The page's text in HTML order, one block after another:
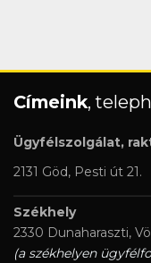
Címeink,
Ügyfélszolgálat,
2131 Göd, Pesti út 21.
Székhely
2330 Dunaharaszti,
(a székhelyen